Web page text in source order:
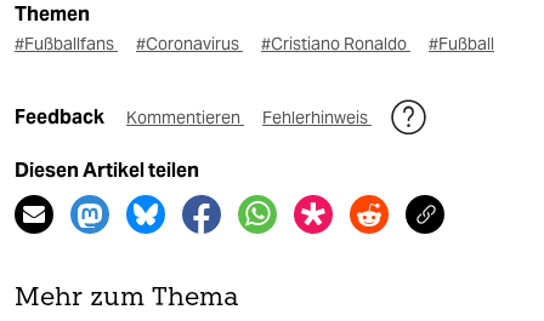
Themen
#Fußballfans #Coronavirus #Cristiano Ronaldo #Fußball
Feedback Kommentieren Fehlerhinweis
Diesen Artikel teilen
Mehr zum Thema